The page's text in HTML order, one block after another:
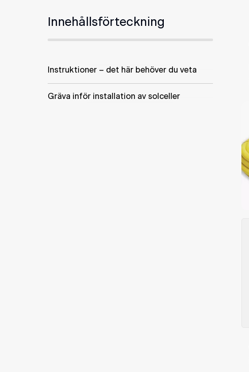
Innehållsförteckning
Instruktioner – det här behöver du veta
Gräva inför installation av solceller